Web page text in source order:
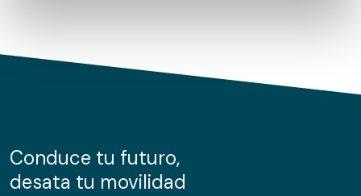
de cookies.
información sobre el uso que haga del sitio web con
nuestros partners de redes sociales, publicidad y análisis
Conduce tu futuro,
desata tu movilidad